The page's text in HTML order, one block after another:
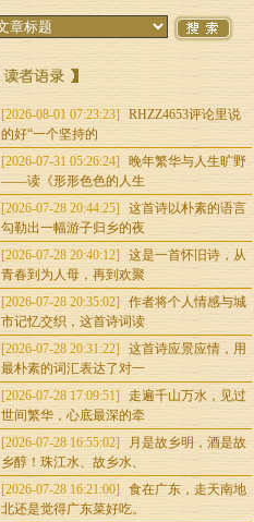
[2026-08-01 07:23:23]
RHZZ4653评论里说
的好“一个坚持的
[2026-07-31 05:26:24]
晚年繁华与人生旷野
——读《形形色色的人生
[2026-07-28 20:44:25]
这首诗以朴素的语言
勾勒出一幅游子归乡的夜
[2026-07-28 20:40:12]
这是一首怀旧诗，从
青春到为人母，再到欢聚
[2026-07-28 20:35:02]
作者将个人情感与城
市记忆交织，这首诗词读
[2026-07-28 20:31:22]
这首诗应景应情，用
最朴素的词汇表达了对一
[2026-07-28 17:09:51]
走遍千山万水，见过
世间繁华，心底最深的牵
[2026-07-28 16:55:02]
月是故乡明，酒是故
乡醇！珠江水、故乡水、
[2026-07-28 16:21:00]
食在广东，走天南地
北还是觉得广东菜好吃。